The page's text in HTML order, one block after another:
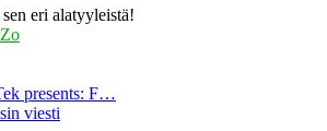
eri alatyyleistä!
presents: F…
viesti